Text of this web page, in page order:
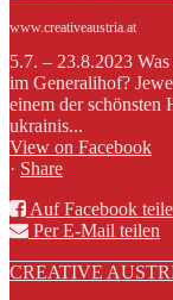
www.creativeaustria.at
5.7. – 23.8.2023
im Generalihof?
einem der schönsten
ukrainis...
View on Facebook
· Share
Auf Facebook
Per E-Mail teilen
CREATIVE